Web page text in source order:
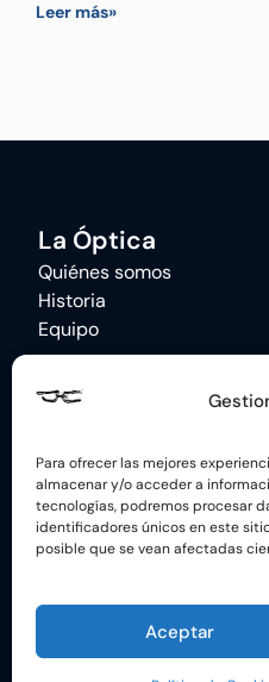
Para ofrecer las mejores
almacenar y/o acceder a
tecnologías, podremos procesar
identificadores únicos en este
posible que se vean afectadas
Aceptar
Leer más»
La Óptica
Quiénes somos
Historia
Equipo